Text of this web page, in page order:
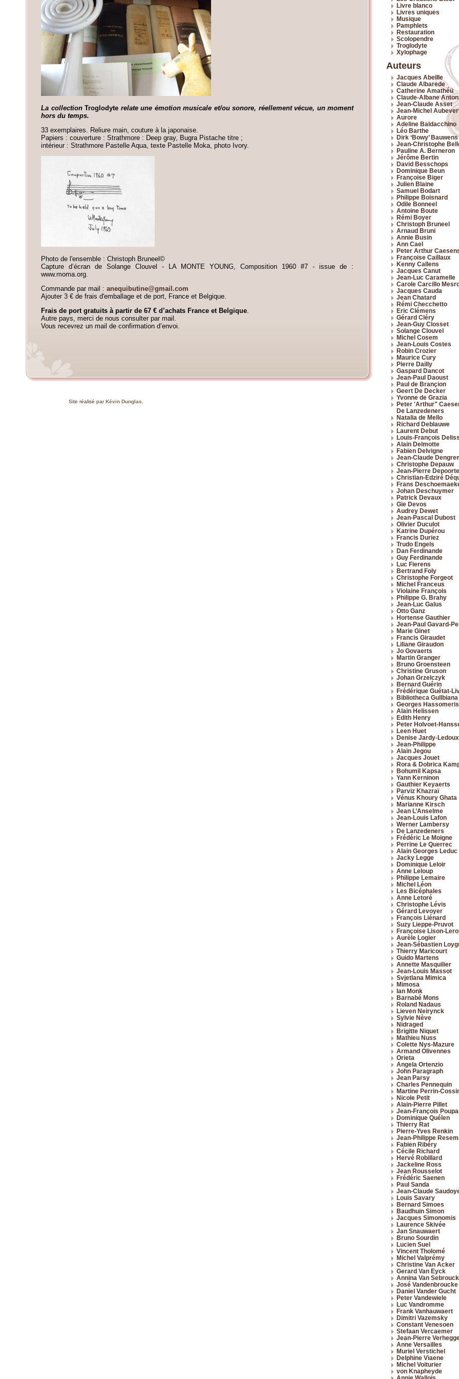
La collection Troglodyte relate une émotion musicale et/ou sonore, réellement vécue, un moment
hors du temps.
33 exemplaires. Reliure main, couture à la japonaise.
Papiers : couverture : Strathmore : Deep gray, Bugra Pistache titre ;
intérieur : Strathmore Pastelle Aqua, texte Pastelle Moka, photo Ivory.
Photo de l'ensemble : Christoph Bruneel©
Capture d’écran de Solange Clouvel - LA MONTE YOUNG, Composition 1960 #7 - issue de :
www.moma.org.
Commande par mail : anequibutine@gmail.com
Ajouter 3 € de frais d'emballage et de port, France et Belgique.
Frais de port gratuits à partir de 67 € d’achats France et Belgique
Autre pays, merci de nous consulter par mail.
Vous recevrez un mail de confirmation d’envoi.
Livre blanco
Livres uniques
Musique
Pamphlets
Restauration
Scolopendre
Troglodyte
Xylophage
Auteurs
Jacques Abeille
Claude Albarede
Catherine Amathéü
Claude-Albane
Jean-Claude Asset
Jean-Michel
Aurore
Adeline Baldacchino
Léo Barthe
Dirk ‘Bowy’ Bauwens
Jean-Christophe
Pauline A. Berneron
Jérôme Bertin
David Besschops
Dominique Beun
Françoise Biger
Julien Blaine
Samuel Bodart
Philippe Boisnard
Odile Bonneel
Antoine Boute
Rémi Boyer
Christoph Bruneel
Arnaud Bruni
Annie Busin
Ann Cael
Peter Arthur
Françoise Caillaux
Kenny Callens
Jacques Canut
Jean-Luc Caramelle
Carole Carcillo
Jacques Cauda
Jean Chatard
Rémi Checchetto
Eric Clémens
Gérard Cléry
Jean-Guy Closset
Solange Clouvel
Michel Cosem
Jean-Louis Costes
Robin Crozier
Maurice Cury
Pierre Dailly
Gaspard Dancot
Jean-Paul Daoust
Paul de Brançion
Geert De Decker
Yvonne de Grazia
Peter 'Arthur"
De Lanzedeners
Natalia de Mello
Richard Deblauwe
Laurent Debut
Louis-François
Alain Delmotte
Fabien Delvigne
Jean-Claude
Christophe Depauw
Jean-Pierre
Christian-Edziré
Frans
Johan Deschuymer
Patrick Devaux
Gie Devos
Audrey Dewet
Jean-Pascal Dubost
Olivier Duculot
Katrine Dupérou
Francis Duriez
Trudo Engels
Dan Ferdinande
Guy Ferdinande
Luc Fierens
Bertrand Foly
Christophe Forgeot
Michel Franceus
Violaine François
Philippe G. Brahy
Jean-Luc Galus
Otto Ganz
Hortense Gauthier
Jean-Paul Gavard-
Marie Ginet
Francis Giraudet
Liliane Giraudon
Jo Govaerts
Martin Granger
Bruno Groensteen
Christine Gruson
Johan Grzelczyk
Bernard Guérin
Frédérique Guétat-
Bibliotheca Gullbiana
Georges Hassomeris
Alain Helissen
Edith Henry
Peter Holvoet-
Leen Huet
Denise Jardy-Ledoux
Jean-Philippe
Alain Jegou
Jacques Jouet
Rora & Dobrica
Bohumil Kapsa
Yann Kerninon
Gauthier Keyaerts
Parviz Khazraï
Vénus Khoury Ghata
Marianne Kirsch
Jean L’Anselme
Jean-Louis Lafon
Werner Lambersy
De Lanzedeners
Frédéric Le Moigne
Perrine Le Querrec
Alain Georges Leduc
Jacky Legge
Dominique Leloir
Anne Leloup
Philippe Lemaire
Michel Léon
Les Bicéphales
Anne Letoré
Christophe Lévis
Gérard Levoyer
François Liénard
Suzy Lieppe-Pruvot
Françoise Lison-
Aurèle Logier
Jean-Sébastien
Thierry Maricourt
Guido Martens
Annette Masquilier
Jean-Louis Massot
Svjetlana Mimica
Mimosa
Ian Monk
Barnabé Mons
Roland Nadaus
Lieven Neirynck
Sylvie Nève
Nidraged
Brigitte Niquet
Mathieu Nuss
Colette Nys-Mazure
Armand Olivennes
Orieta
Angela Ortenzio
John Paragraph
Jean Parsy
Charles Pennequin
Martine Perrin-
Nicole Petit
Alain-Pierre Pillet
Jean-François
Dominique Quélen
Thierry Rat
Pierre-Yves Renkin
Jean-Philippe
Fabien Ribéry
Cécile Richard
Hervé Robillard
Jackeline Ross
Jean Rousselot
Frédéric Saenen
Paul Sanda
Jean-Claude
Louis Savary
Bernard Simoes
Baudhuin Simon
Jacques Simonomis
Laurence Skivée
Jan Snauwaert
Bruno Sourdin
Lucien Suel
Vincent Tholomé
Michel Valprémy
Christine Van Acker
Gerard Van Eyck
Annina Van Sebrouck
José Vandenbroucke
Daniel Vander Gucht
Peter Vandewiele
Luc Vandromme
Frank Vanhauwaert
Dimitri Vazemsky
Constant Venesoen
Stefaan Vercaemer
Jean-Pierre
Anne Versailles
Muriel Verstichel
Delphine Viaene
Michel Voiturier
von Knapheyde
Site réalisé parKévin Dunglas